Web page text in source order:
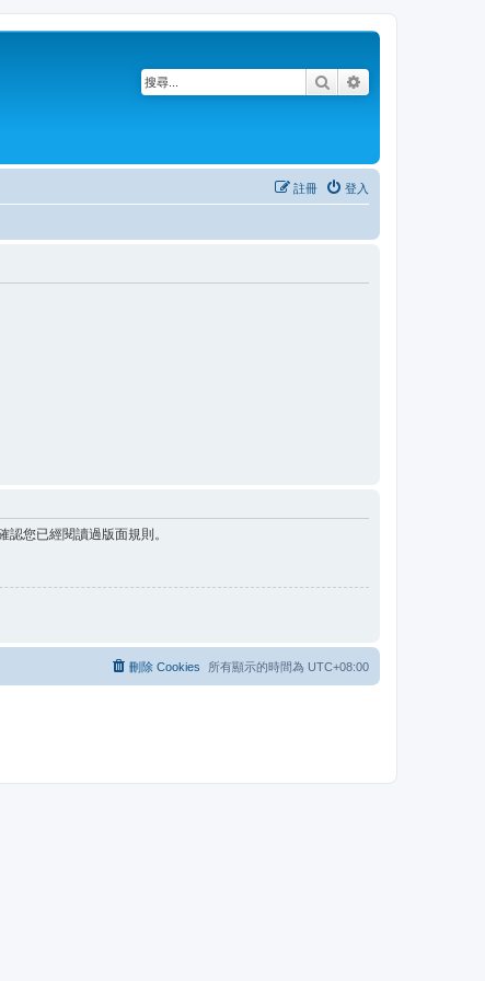
搜尋
登入
註冊
您已經閱讀過版面規則。
所有顯示的時間為 UTC+08:00
刪除 Cookies